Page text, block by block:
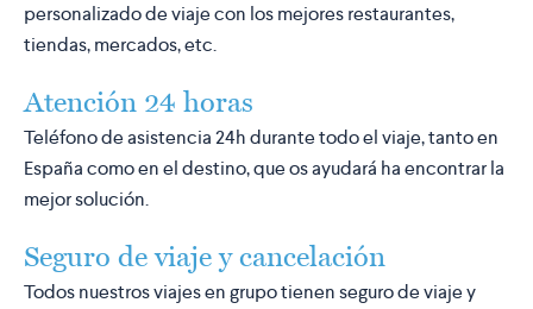
personalizado de viaje con los mejores restaurantes,
tiendas, mercados, etc.
Atención 24 horas
Teléfono de asistencia 24h durante todo el viaje, tanto en
España como en el destino, que os ayudará ha encontrar la
mejor solución.
Seguro de viaje y cancelación
Todos nuestros viajes en grupo tienen seguro de viaje y